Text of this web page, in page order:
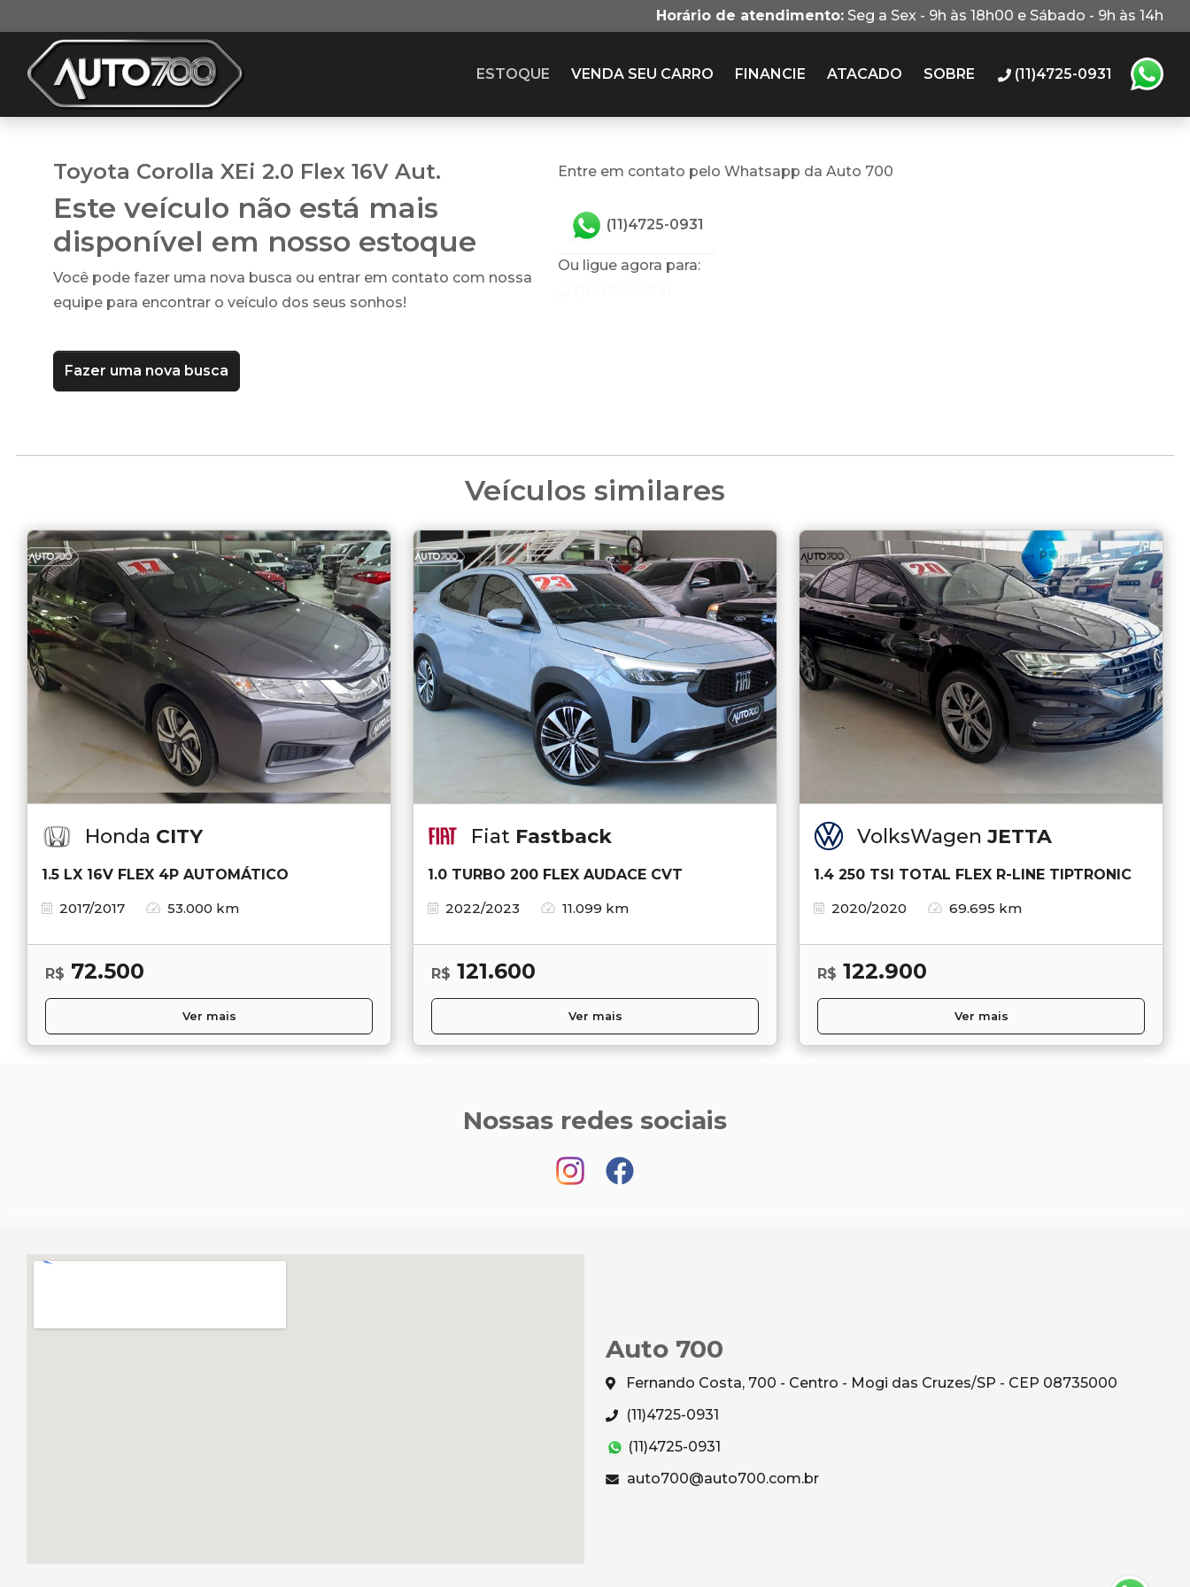
Horário de atendimento: Seg a Sex - 9h às 18h00 e Sábado - 9h às 14h
ESTOQUE VENDA SEU CARRO FINANCIE ATACADO SOBRE (11)4725-0931
Toyota Corolla XEi 2.0 Flex 16V Aut.
Este veículo não está mais
disponível em nosso estoque
Você pode fazer uma nova busca ou entrar em contato com nossa
equipe para encontrar o veículo dos seus sonhos!
Fazer uma nova busca
Entre em contato pelo Whatsapp da Auto 700
(11)4725-0931
Ou ligue agora para:
Veículos similares
Honda CITY
1.5 LX 16V FLEX 4P AUTOMÁTICO
2017/2017
53.000 km
R$ 72.500
Ver mais
Fiat Fastback
1.0 TURBO 200 FLEX AUDACE CVT
2022/2023
11.099 km
R$ 121.600
Ver mais
VolksWagen JETTA
1.4 250 TSI TOTAL FLEX R-LINE TIPTRONIC
2020/2020
69.695 km
R$ 122.900
Ver mais
Nossas redes sociais
Auto 700
Fernando Costa, 700 - Centro - Mogi das Cruzes/SP - CEP 08735000
(11)4725-0931
(11)4725-0931
auto700@auto700.com.br